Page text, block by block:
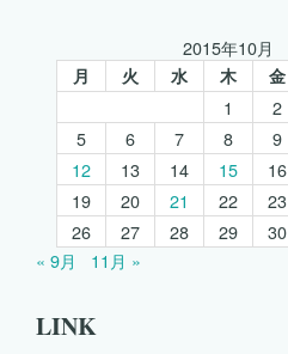
2015年10月
月 火 水 木 金
1 2
5
6 7 8 9
12
13 14 15 16
19
20 21 22 23
26
27 28 29 30
« 9月
11月 »
LINK